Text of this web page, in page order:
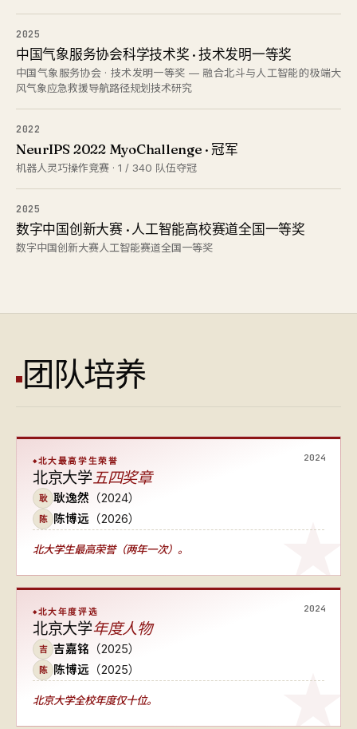
2025
中国气象服务协会科学技术奖 · 技术发明一等奖
中国气象服务协会 · 技术发明一等奖 — 融合北斗与人工智能的极端大
风气象应急救援导航路径规划技术研究
2022
NeurIPS 2022 MyoChallenge · 冠军
机器人灵巧操作竞赛 · 1 / 340 队伍夺冠
2025
数字中国创新大赛 · 人工智能高校赛道全国一等奖
数字中国创新大赛人工智能赛道全国一等奖
团队培养
2024
北大最高学生荣誉
北京大学五四奖章
耿 耿逸然 （2024）
陈 陈博远 （2026）
北大学生最高荣誉（两年一次） 。
2024
北大年度评选
北京大学年度人物
吉 吉嘉铭 （2025）
陈 陈博远 （2025）
北京大学全校年度仅十位。